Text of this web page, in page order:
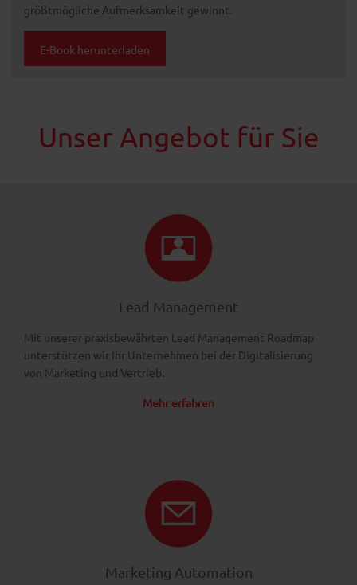
größtmögliche Aufmerksamkeit gewinnt.
E-Book herunterladen
Unser Angebot für Sie
Lead Management
Mit unserer praxisbewährten Lead Management Roadmap
unterstützen wir Ihr Unternehmen bei der Digitalisierung
von Marketing und Vertrieb.
Mehr erfahren
Marketing Automation